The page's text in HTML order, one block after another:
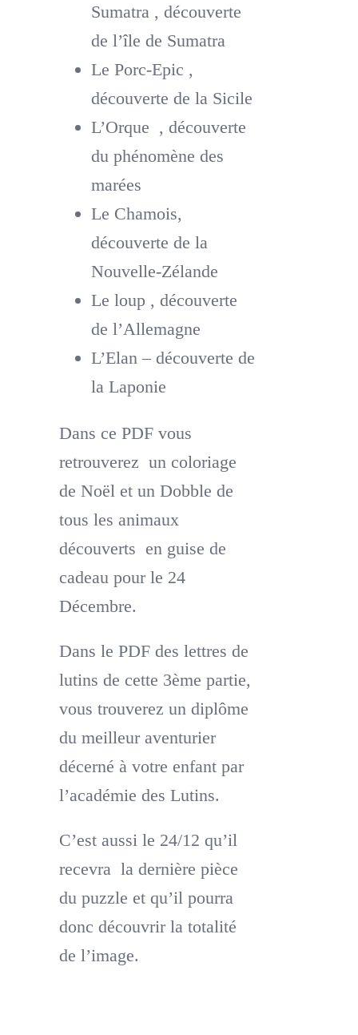
Sumatra , découverte
de l’île de Sumatra
Le Porc-Epic ,
découverte de la Sicile
L’Orque , découverte
du phénomène des
marées
Le Chamois,
découverte de la
Nouvelle-Zélande
Le loup , découverte
de l’Allemagne
L’Elan – découverte de
la Laponie
Dans ce PDF vous
retrouverez un coloriage
de Noël et un Dobble de
tous les animaux
découverts en guise de
cadeau pour le 24
Décembre.
Dans le PDF des lettres de
lutins de cette 3ème partie,
vous trouverez un diplôme
du meilleur aventurier
décerné à votre enfant par
l’académie des Lutins.
C’est aussi le 24/12 qu’il
recevra la dernière pièce
du puzzle et qu’il pourra
donc découvrir la totalité
de l’image.